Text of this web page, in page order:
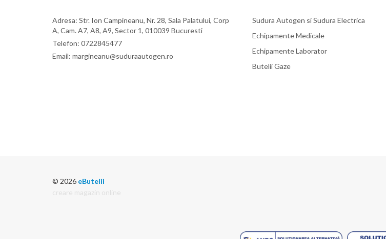
Adresa: Str. Ion Campineanu, Nr. 28, Sala Palatului, Corp
A, Cam. A7, A8, A9, Sector 1, 010039 Bucuresti
Telefon: 0722845477
Email: margineanu@suduraautogen.ro
Sudura Autogen si Sudura Electrica
Echipamente Medicale
Echipamente Laborator
Butelii Gaze
© 2026 eButelii
creare magazin online